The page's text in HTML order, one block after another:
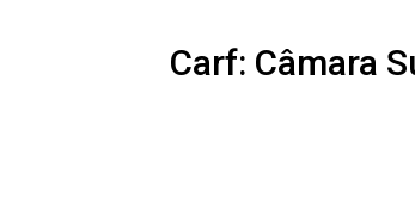
Carf: Câmara